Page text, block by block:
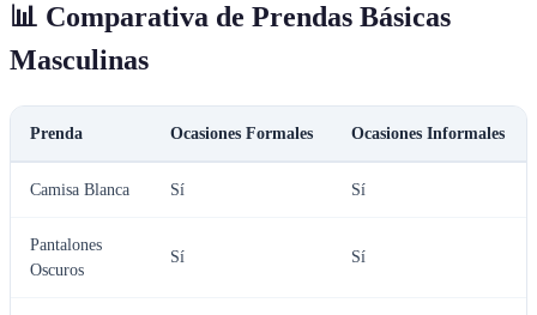
📊 Comparativa de Prendas Básicas
Masculinas
Prenda Ocasiones Formales Ocasiones Informales
Camisa Blanca Sí Sí
Pantalones
Oscuros
Sí Sí